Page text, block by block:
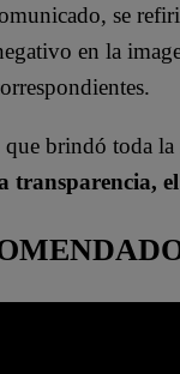
se
en la
que brindó toda
transparencia,